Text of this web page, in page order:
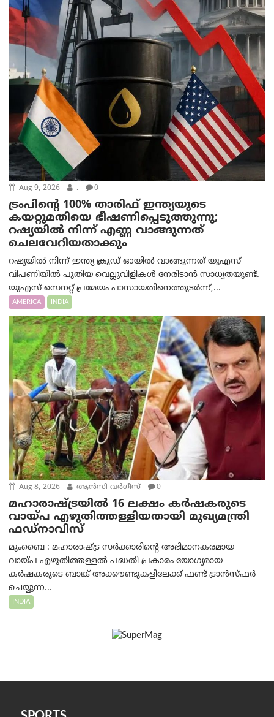
Aug 9, 2026 . 0
ട്രം‌പിന്റെ 100% താരിഫ് ഇന്ത്യയുടെ
കയറ്റുമതിയെ ഭീഷണിപ്പെടുത്തുന്നു;
റഷ്യയിൽ നിന്ന് എണ്ണ വാങ്ങുന്നത്
ചെലവേറിയതാക്കും
റഷ്യയിൽ നിന്ന് ഇന്ത്യ ക്രൂഡ് ഓയിൽ വാങ്ങുന്നത് യുഎസ്
വിപണിയിൽ പുതിയ വെല്ലുവിളികൾ നേരിടാൻ സാധ്യതയുണ്ട്.
യുഎസ് സെനറ്റ് പ്രമേയം പാസായതിനെത്തുടർന്ന്,...
AMERICA INDIA
Aug 8, 2026 ആന്‍സി വര്‍ഗീസ് 0
മഹാരാഷ്ട്രയിൽ 16 ലക്ഷം കർഷകരുടെ
വായ്പ എഴുതിത്തള്ളിയതായി മുഖ്യമന്ത്രി
ഫഡ്‌നാവിസ്
മുംബൈ : മഹാരാഷ്ട്ര സർക്കാരിന്റെ അഭിമാനകരമായ
വായ്പ എഴുതിത്തള്ളൽ പദ്ധതി പ്രകാരം യോഗ്യരായ
കർഷകരുടെ ബാങ്ക് അക്കൗണ്ടുകളിലേക്ക് ഫണ്ട് ട്രാൻസ്ഫർ
ചെയ്യുന്ന...
INDIA